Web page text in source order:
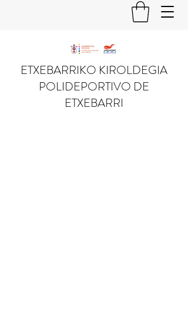
ETXEBARRIKO KIROLDEGIA
POLIDEPORTIVO DE
ETXEBARRI